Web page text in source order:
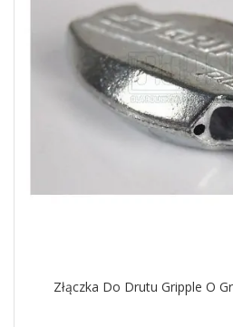
Złączka Do Drutu Gripple O